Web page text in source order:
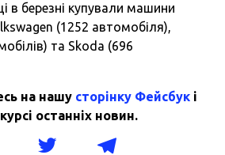
в березні купували машини
(1252 автомобіля),
та Skoda (696
на нашу сторінку Фейсбук і
останніх новин.